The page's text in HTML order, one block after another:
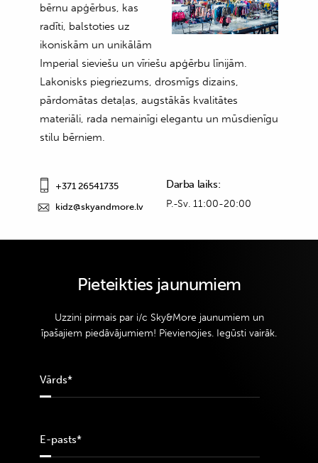
bērnu apģērbus, kas
radīti, balstoties uz
ikoniskām un unikālām
Imperial sieviešu un vīriešu apģērbu līnijām.
Lakonisks piegriezums, drosmīgs dizains,
pārdomātas detaļas, augstākās kvalitātes
materiāli, rada nemainīgi elegantu un mūsdienīgu
stilu bērniem.
+371 26541735
kidz@skyandmore.lv
Darba laiks:
P.-Sv. 11:00-20:00
Pieteikties jaunumiem
Uzzini pirmais par i/c Sky&More jaunumiem un
īpašajiem piedāvājumiem! Pievienojies. Iegūsti vairāk.